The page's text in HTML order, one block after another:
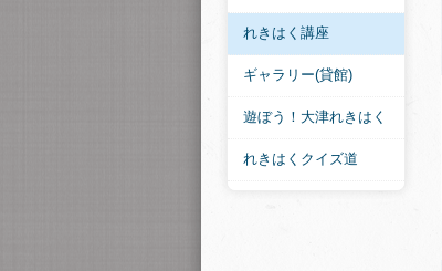
れきはく講座
ギャラリー(貸館)
遊ぼう！大津れきはく
れきはくクイズ道